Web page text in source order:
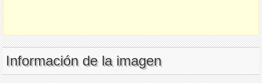
Información de la imagen